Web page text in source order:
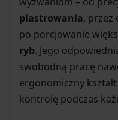
plastrowania, przez
po porcjowanie
ryb. Jego
swobodną pracę
ergonomiczny
kontrolę podczas